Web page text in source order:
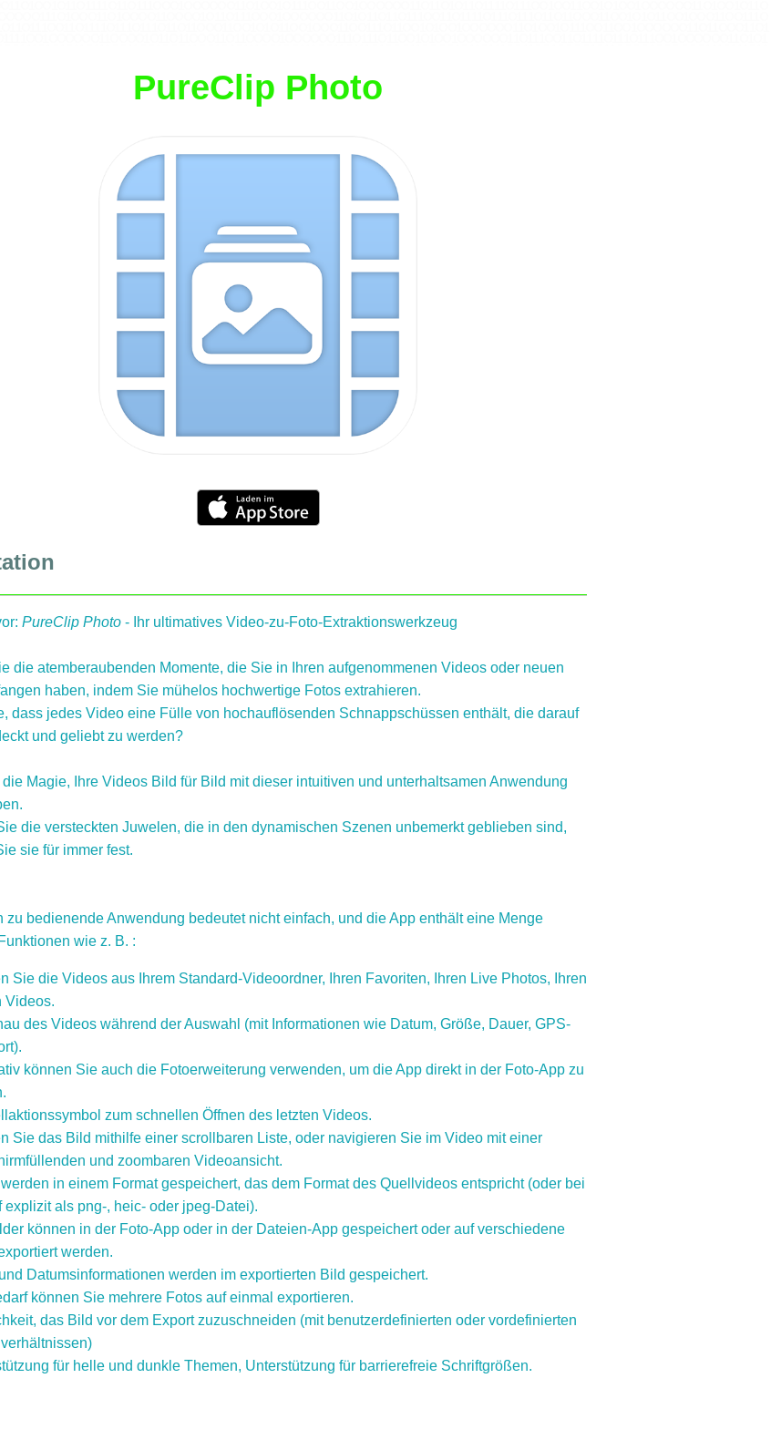
O O O 1 1 O O 1 O 1 O 1 1 O 1 1 1 O O 1 1 1 O 1 O O O 1 1 O 1 O O 1 O 1 1 1 O O 1 O O 1 1 O O 1 O 1 O O 1 O O O O O O 1 1 1 O 1 1 1 O 1 1 O 1 1 1 1 O 1 1 1 O O 1 O O 1 1 O 1 1 O O O 1 1 O O 1 O O O O 1 O 1 1 O O
O O O 1 O O O O O O 1 1 1 O 1 O O O 1 1 O 1 O O O O 1 1 O O 1 O 1 O 1 1 1 O O 1 O O 1 1 O O 1 O 1 O O 1 O O O O O O 1 1 O O 1 O 1 O 1 1 1 O 1 1 O O 1 1 O O 1 O 1 O 1 1 1 O O 1 O O O 1 O O O O O O 1 1 1 O 1 1
O O 1 1 O 1 1 1 1 O O 1 O O O O O O 1 1 O 1 O 1 1 O 1 1 O 1 1 1 O O 1 1 O 1 1 1 1 O 1 1 1 O 1 1 1 O O 1 O O O O O O 1 1 O O O O 1 O 1 1 O 1 1 1 O O 1 1 O O 1 O O O O 1 O O O O O O 1 1 1 O 1 O 1 O 1 1 O 1 1 1 O O
1 1 O O 1 O O O 1 1 O O 1 O 1 O 1 1 1 O O 1 O O 1 1 1 O O 1 1 O 1 1 1 O 1 O O O 1 1 O O
PureClip Photo
PureClip Photo- Ihr ultimatives Video-zu-Foto-Extraktionswerkzeug
die atemberaubenden Momente, die Sie in Ihren aufgenommenen Videos oder neuen
haben, indem Sie mühelos hochwertige Fotos extrahieren.
dass jedes Video eine Fülle von hochauflösenden Schnappschüssen enthält, die darauf
und geliebt zu werden?
Magie, Ihre Videos Bild für Bild mit dieser intuitiven und unterhaltsamen Anwendung
die versteckten Juwelen, die in den dynamischen Szenen unbemerkt geblieben sind,
sie für immer fest.
zu bedienende Anwendung bedeutet nicht einfach, und die App enthält eine Menge
wie z. B. :
Sie die Videos aus Ihrem Standard-Videoordner, Ihren Favoriten, Ihren Live Photos, Ihren
Videos.
des Videos während der Auswahl (mit Informationen wie Datum, Größe, Dauer, GPS-
können Sie auch die Fotoerweiterung verwenden, um die App direkt in der Foto-App zu
zum schnellen Öffnen des letzten Videos.
Sie das Bild mithilfe einer scrollbaren Liste, oder navigieren Sie im Video mit einer
und zoombaren Videoansicht.
in einem Format gespeichert, das dem Format des Quellvideos entspricht (oder bei
explizit als png-, heic- oder jpeg-Datei).
können in der Foto-App oder in der Dateien-App gespeichert oder auf verschiedene
werden.
Datumsinformationen werden im exportierten Bild gespeichert.
können Sie mehrere Fotos auf einmal exportieren.
das Bild vor dem Export zuzuschneiden (mit benutzerdefinierten oder vordefinierten
für helle und dunkle Themen, Unterstützung für barrierefreie Schriftgrößen.